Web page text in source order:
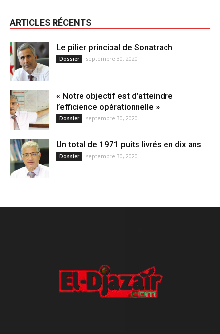
ARTICLES RÉCENTS
Le pilier principal de Sonatrach
Dossier septembre 30, 2020
« Notre objectif est d’atteindre
l’efficience opérationnelle »
Dossier septembre 30, 2020
Un total de 1971 puits livrés en dix ans
Dossier septembre 30, 2020